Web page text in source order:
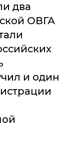
два
ОВГА
и один